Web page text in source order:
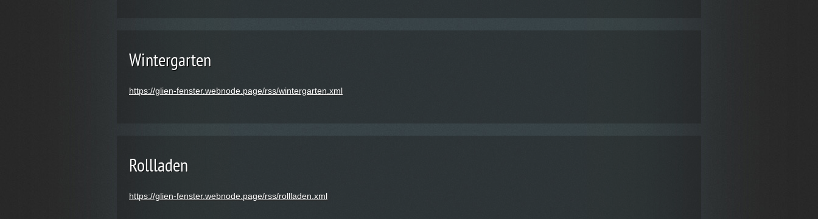
Wintergarten
https://glien-fenster.webnode.page/rss/wintergarten.xml
Rollladen
https://glien-fenster.webnode.page/rss/rollladen.xml